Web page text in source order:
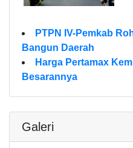
PTPN IV-Pemkab
Bangun Daerah
Harga Pertamax
Besarannya
Galeri